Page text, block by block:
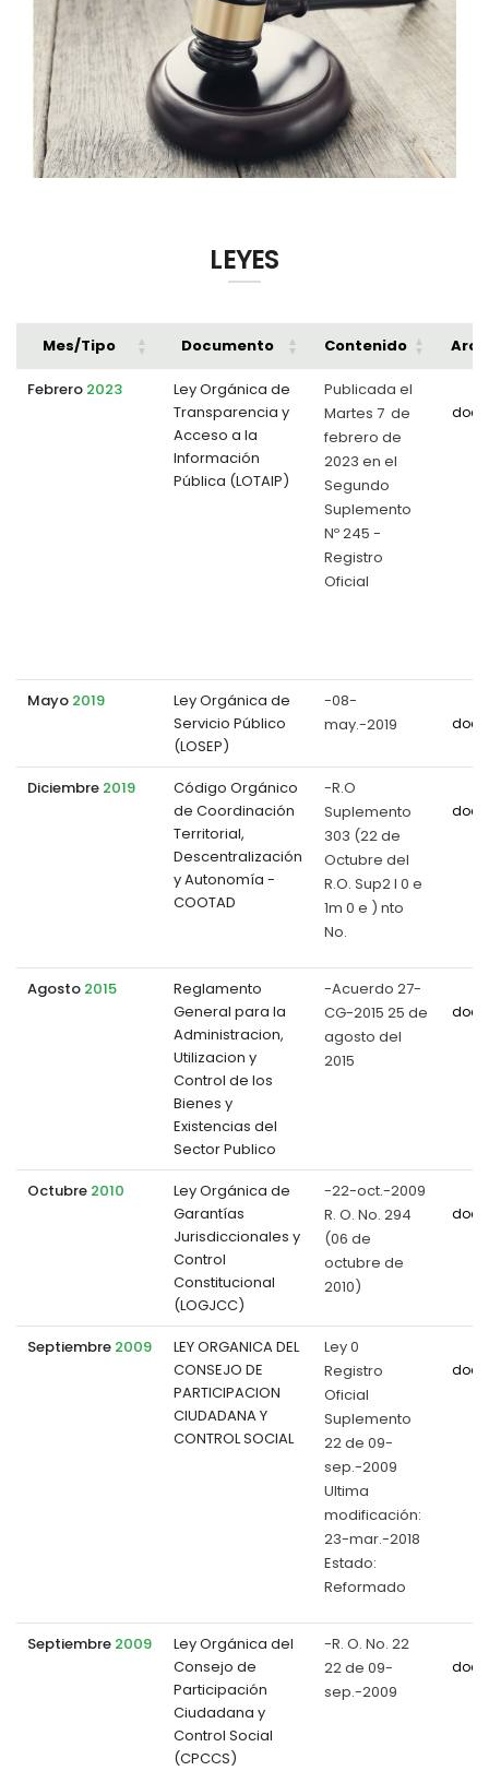
Cédulas presupuestarias y balances
Procesos de contratación
Ejecución Presupuestaria
Obras y proyectos
LEYES
Mes/Tipo Documento Contenido
Febrero 2023
Ley Orgánica de
Transparencia y
Acceso a la
Información
Pública (LOTAIP)
Publicada el
Martes 7 de
febrero de
2023 en el
Segundo
Suplemento
Nº 245 -
Registro
Oficial
Mayo 2019
Ley Orgánica de
Servicio Público
(LOSEP)
-08-
may.-2019
Diciembre 2019
Código Orgánico
de Coordinación
Territorial,
Descentralización
y Autonomía -
COOTAD
-R.O
Suplemento
303 (22 de
Octubre del
R.O. Sup2 l 0 e
1m 0 e ) nto
No.
Agosto 2015
Reglamento
General para la
Administracion,
Utilizacion y
Control de los
Bienes y
Existencias del
Sector Publico
-Acuerdo 27-
CG-2015 25 de
agosto del
2015
Octubre 2010
Ley Orgánica de
Garantías
Jurisdiccionales y
Control
Constitucional
(LOGJCC)
-22-oct.-2009
R. O. No. 294
(06 de
octubre de
2010)
Septiembre 2009
LEY ORGANICA DEL
CONSEJO DE
PARTICIPACION
CIUDADANA Y
CONTROL SOCIAL
Ley 0
Registro
Oficial
Suplemento
22 de 09-
sep.-2009
Ultima
modificación:
23-mar.-2018
Estado:
Reformado
Septiembre 2009
Ley Orgánica del
Consejo de
Participación
Ciudadana y
Control Social
(CPCCS)
-R. O. No. 22
22 de 09-
sep.-2009